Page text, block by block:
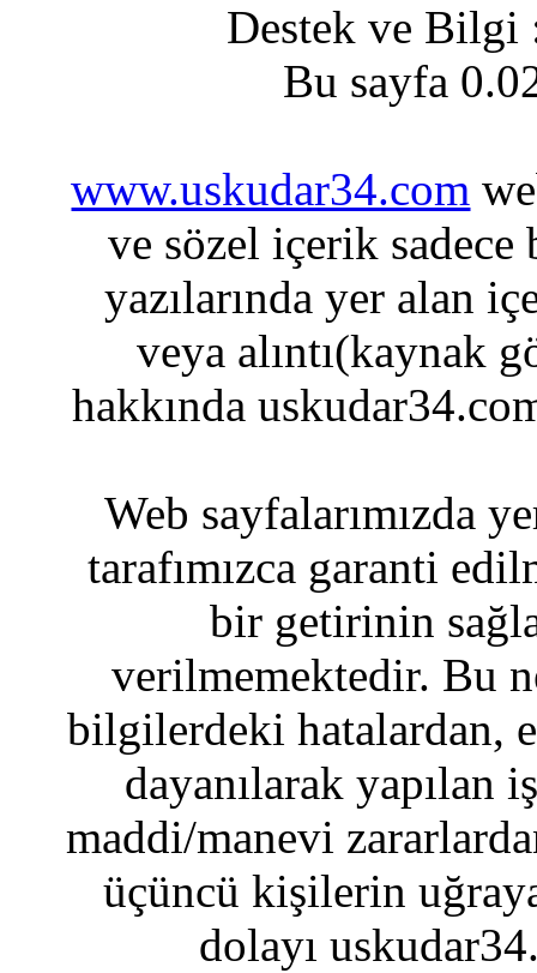
Destek ve
Bu sayfa
www.uskudar34.com
ve sözel içerik sadece
yazılarında yer alan
veya alıntı(kaynak
hakkında
Web sayfalarımızda
tarafımızca garanti
bir getirinin
verilmemektedir. Bu
bilgilerdeki hatalardan,
dayanılarak yapılan
maddi/manevi
üçüncü kişilerin
dolayı